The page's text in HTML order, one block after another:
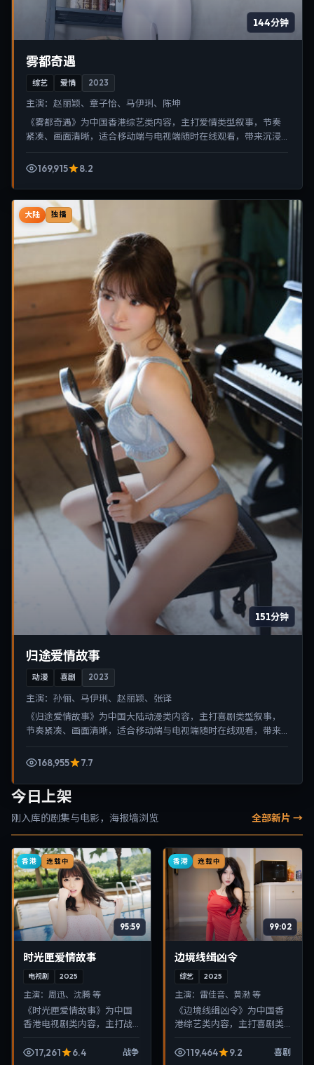
144分钟
雾都奇遇
综艺 爱情 2023
主演： 赵丽颖、章子怡、马伊琍、陈坤
《雾都奇遇》为中国香港综艺类内容，主打爱情类型叙事，节奏
紧凑、画面清晰，适合移动端与电视端随时在线观看，带来沉浸
169,915
8.2
大陆 独播
151分钟
归途爱情故事
动漫 喜剧 2023
主演： 孙俪、马伊琍、赵丽颖、张译
《归途爱情故事》为中国大陆动漫类内容，主打喜剧类型叙事，
节奏紧凑、画面清晰，适合移动端与电视端随时在线观看，带来
168,955
7.7
今日上架
刚入库的剧集与电影，海报墙浏览 全部新片 →
香港 连载中
95:59
时光匣爱情故事
电视剧 2025
主演： 周迅、沈腾 等
《时光匣爱情故事》为中国
香港电视剧类内容，主打战
面清晰，适合移动端与电视
17,261 6.4 战争
香港 连载中
99:02
边境线缉凶令
综艺 2025
主演： 雷佳音、黄渤 等
《边境线缉凶令》为中国香
港综艺类内容，主打喜剧类
晰，适合移动端与电视端随
119,464 9.2 喜剧